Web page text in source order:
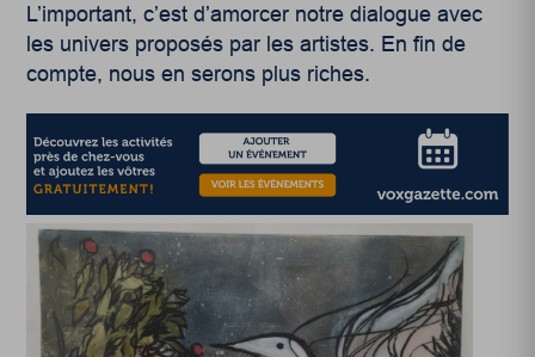
L’important, c’est d’amorcer notre dialogue avec
les univers proposés par les artistes. En fin de
compte, nous en serons plus riches.